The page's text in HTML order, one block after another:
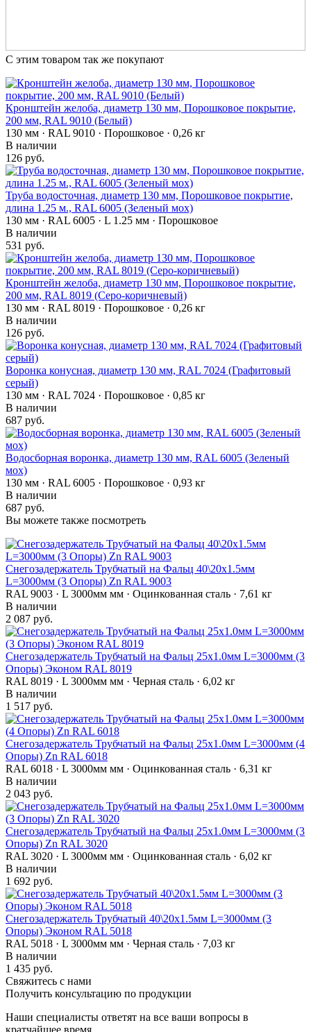
С этим товаром так же покупают
Кронштейн желоба, диаметр 130 мм, Порошковое покрытие,
200 мм, RAL 9010 (Белый)
130 мм · RAL 9010 · Порошковое · 0,26 кг
В наличии
126 руб.
Труба водосточная, диаметр 130 мм, Порошковое покрытие,
длина 1.25 м., RAL 6005 (Зеленый мох)
130 мм · RAL 6005 · L 1.25 мм · Порошковое
В наличии
531 руб.
Кронштейн желоба, диаметр 130 мм, Порошковое покрытие,
200 мм, RAL 8019 (Серо-коричневый)
130 мм · RAL 8019 · Порошковое · 0,26 кг
В наличии
126 руб.
Воронка конусная, диаметр 130 мм, RAL 7024 (Графитовый
серый)
130 мм · RAL 7024 · Порошковое · 0,85 кг
В наличии
687 руб.
Водосборная воронка, диаметр 130 мм, RAL 6005 (Зеленый
мох)
130 мм · RAL 6005 · Порошковое · 0,93 кг
В наличии
687 руб.
Вы можете также посмотреть
Снегозадержатель Трубчатый на Фальц 40\20х1.5мм
L=3000мм (3 Опоры) Zn RAL 9003
RAL 9003 · L 3000мм мм · Оцинкованная сталь · 7,61 кг
В наличии
2 087 руб.
Снегозадержатель Трубчатый на Фальц 25х1.0мм L=3000мм (3
Опоры) Эконом RAL 8019
RAL 8019 · L 3000мм мм · Черная сталь · 6,02 кг
В наличии
1 517 руб.
Снегозадержатель Трубчатый на Фальц 25х1.0мм L=3000мм (4
Опоры) Zn RAL 6018
RAL 6018 · L 3000мм мм · Оцинкованная сталь · 6,31 кг
В наличии
2 043 руб.
Снегозадержатель Трубчатый на Фальц 25х1.0мм L=3000мм (3
Опоры) Zn RAL 3020
RAL 3020 · L 3000мм мм · Оцинкованная сталь · 6,02 кг
В наличии
1 692 руб.
Снегозадержатель Трубчатый 40\20х1.5мм L=3000мм (3
Опоры) Эконом RAL 5018
RAL 5018 · L 3000мм мм · Черная сталь · 7,03 кг
В наличии
1 435 руб.
Свяжитесь с нами
Получить консультацию по продукции
Наши специалисты ответят на все ваши вопросы в
кратчайшее время